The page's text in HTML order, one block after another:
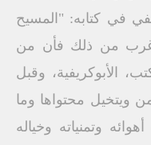
في كتابه: "المسيح
من ذلك فأن من
الأبوكريفية، وقبل
ويتخيل محتواها وما
وتمنياته وخياله